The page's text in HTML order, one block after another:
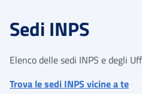
Sedi INPS
Elenco delle sedi INPS e degli
Trova le sedi INPS vicine a te